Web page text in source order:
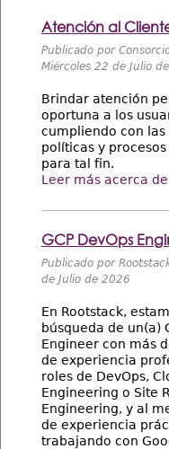
Atención al
Publicado por
Miércoles 22 de Julio
Brindar atención
oportuna a los
cumpliendo con las
políticas y
para tal fin.
Leer más acerca
GCP DevOps
Publicado por
de Julio de 2026
En Rootstack,
búsqueda de un(a)
Engineer con más
de experiencia
roles de DevOps,
Engineering o Site
Engineering, y al
de experiencia
trabajando con